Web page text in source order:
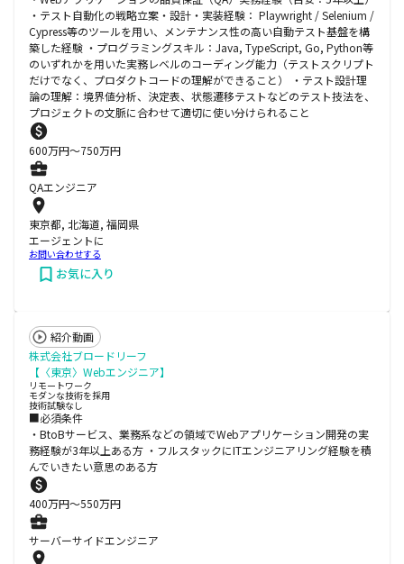
・テスト自動化の戦略立案・設計・実装経験： Playwright / Selenium /
Cypress等のツールを用い、メンテナンス性の高い自動テスト基盤を構
築した経験 ・プログラミングスキル：Java, TypeScript, Go, Python等
のいずれかを用いた実務レベルのコーディング能力（テストスクリプト
だけでなく、プロダクトコードの理解ができること） ・テスト設計理
論の理解：境界値分析、決定表、状態遷移テストなどのテスト技法を、
プロジェクトの文脈に合わせて適切に使い分けられること
600万円〜750万円
QAエンジニア
東京都, 北海道, 福岡県
エージェントに
お問い合わせする
お気に入り
紹介動画
株式会社ブロードリーフ
【〈東京〉Webエンジニア】
リモートワーク
モダンな技術を採用
技術試験なし
■必須条件
・BtoBサービス、業務系などの領域でWebアプリケーション開発の実
務経験が3年以上ある方 ・フルスタックにITエンジニアリング経験を積
んでいきたい意思のある方
400万円〜550万円
サーバーサイドエンジニア